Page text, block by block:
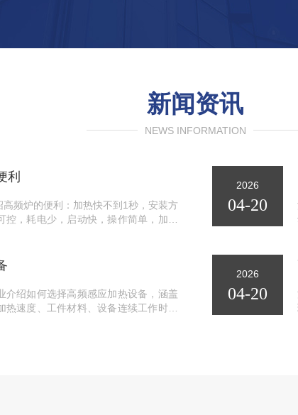
新闻资讯
NEWS INFORMATION
利
频炉的便利：加热快不到1秒，安装方
，耗电少，启动快，操作简单，加热
2026
04-20
介绍如何选择高频感应加热设备，涵盖
速度、工件材料、设备连续工作时间
2026
04-20